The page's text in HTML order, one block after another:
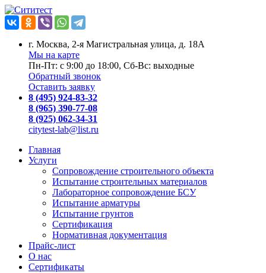
г. Москва, 2-я Магистральная улица, д. 18А
Мы на карте
Пн-Пт: с 9:00 до 18:00, Сб-Вс: выходные
Обратный звонок
Оставить заявку
8 (495) 924-83-32
8 (965) 390-77-08
8 (925) 062-34-31
citytest-lab@list.ru
Главная
Услуги
Сопровождение строительного объекта
Испытание строительных материалов
Лабораторное сопровождение БСУ
Испытание арматуры
Испытание грунтов
Сертификация
Нормативная документация
Прайс-лист
О нас
Сертификаты